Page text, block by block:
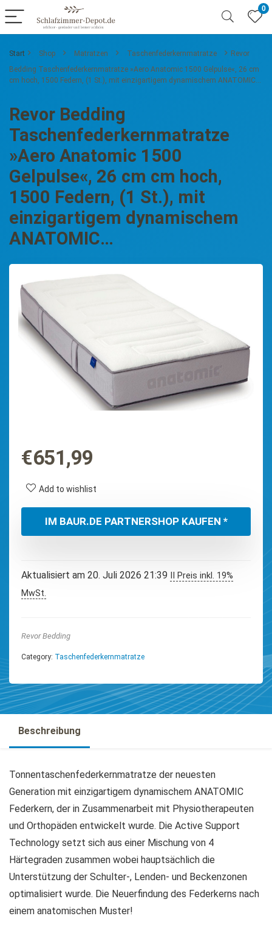
0
Start Shop Matratzen Taschenfederkernmatratze
Revor
Bedding Taschenfederkernmatratze »Aero Anatomic 1500 Gelpulse«, 26 cm
cm hoch, 1500 Federn, (1 St.), mit einzigartigem dynamischem ANATOMIC…
Revor Bedding
Taschenfederkernmatratze
»Aero Anatomic 1500
Gelpulse«, 26 cm cm hoch,
1500 Federn, (1 St.), mit
einzigartigem dynamischem
ANATOMIC…
€651,99
Add to wishlist
IM BAUR.DE PARTNERSHOP KAUFEN *
Aktualisiert am 20. Juli 2026 21:39
II Preis inkl. 19%
MwSt.
Revor Bedding
Category: Taschenfederkernmatratze
Beschreibung
Tonnentaschenfederkernmatratze der neuesten
Generation mit einzigartigem dynamischem ANATOMIC
Federkern, der in Zusammenarbeit mit Physiotherapeuten
und Orthopäden entwickelt wurde. Die Active Support
Technology setzt sich aus einer Mischung von 4
Härtegraden zusammen wobei hauptsächlich die
Unterstützung der Schulter-, Lenden- und Beckenzonen
optimalisiert wurde. Die Neuerfindung des Federkerns nach
einem anatomischen Muster!